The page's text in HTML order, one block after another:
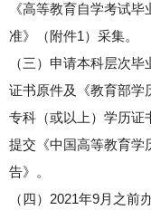
《高等教育自学考试
准》（附件1）采集。
（三）申请本科层次
证书原件及《教育部学
专科（或以上）学历证
提交《中国高等教育学
告》。
（四）2021年9月之前